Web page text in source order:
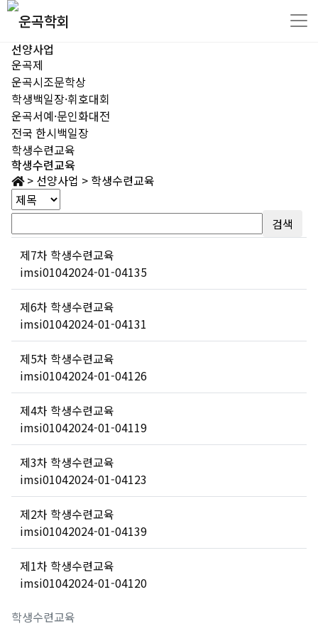
선양사업
운곡제
운곡시조문학상
학생백일장·휘호대회
운곡서예·문인화대전
전국 한시백일장
학생수련교육
학생수련교육
> 선양사업 > 학생수련교육
검색
학생수련교육
제7차 학생수련교육
imsi01042024-01-04135
제6차 학생수련교육
imsi01042024-01-04131
제5차 학생수련교육
imsi01042024-01-04126
제4차 학생수련교육
imsi01042024-01-04119
제3차 학생수련교육
imsi01042024-01-04123
제2차 학생수련교육
imsi01042024-01-04139
제1차 학생수련교육
imsi01042024-01-04120